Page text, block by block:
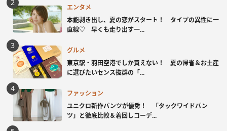
エンタメ
本能剥き出し、夏の恋がスタート！ タイプの異性に一
直線♡ 早くも走り出す一...
グルメ
東京駅・羽田空港でしか買えない！ 夏の帰省＆お土産
に選びたいセンス抜群の「...
ファッション
ユニクロ新作パンツが優秀！ 「タックワイドパン
ツ」と徹底比較＆着回しコーデ...